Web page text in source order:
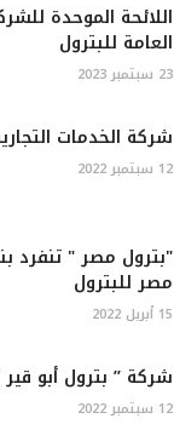
اللائحة الموحدة
العامة للبترول
23 سبتمبر 2023
شركة الخدمات
12 سبتمبر 2022
"بترول مصر " تنفرد
مصر للبترول
15 أبريل 2022
شركة ” بترول أبو قير
12 سبتمبر 2022